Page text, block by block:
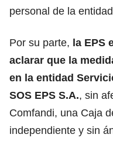
personal de la
Por su parte, la EPS
aclarar que la
en la entidad
SOS EPS S.A., sin
Comfandi, una Caja
independiente y sin